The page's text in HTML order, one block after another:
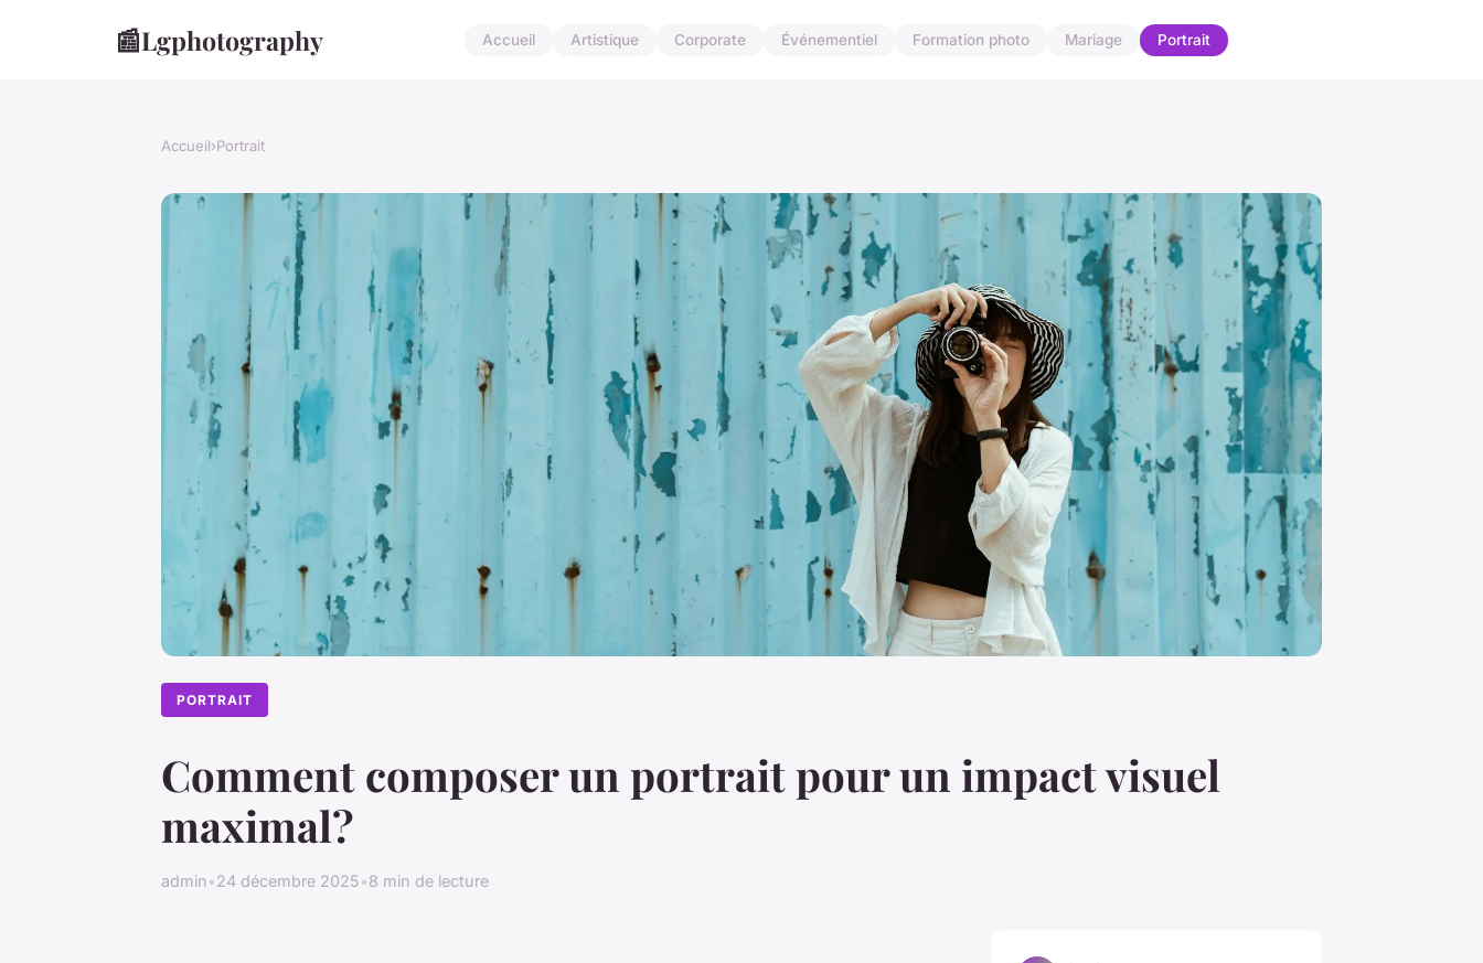
📰Lgphotography Accueil Artistique Corporate Événementiel Formation photo Mariage Portrait
Accueil›Portrait
PORTRAIT
Comment composer un portrait pour un impact visuel
maximal?
admin•24 décembre 2025•8 min de lecture